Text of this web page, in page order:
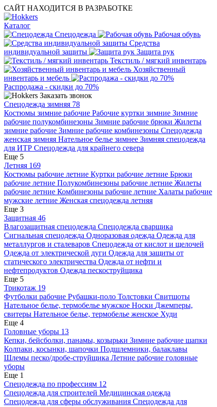
САЙТ НАХОДИТСЯ В РАЗРАБОТКЕ
Каталог
Спецодежда
Рабочая обувь
Средства
индивидуальной защиты
Защита рук
Текстиль / мягкий инвентарь
Хозяйственный
инвентарь и мебель
Распродажа - скидки до 70%
Заказать звонок
Спецодежда зимняя 78
Костюмы зимние рабочие Рабочие куртки зимние Зимние
рабочие полукомбинезоны Зимние рабочие брюки Жилеты
зимние рабочие Зимние рабочие комбинезоны Спецодежда
женская зимняя Нательное белье зимнее Зимняя спецодежда
для ИТР Спецодежда для крайнего севера
Еще 5
Летняя 169
Костюмы рабочие летние Куртки рабочие летние Брюки
рабочие летние Полукомбинезоны рабочие летние Жилеты
рабочие летние Комбинезоны рабочие летние Халаты рабочие
мужские летние Женская спецодежда летняя
Еще 3
Защитная 46
Влагозащитная спецодежда Спецодежда сварщика
Сигнальная спецодежда Одноразовая одежда Одежда для
металлургов и сталеваров Спецодежда от кислот и щелочей
Одежда от электрической дуги Одежда для защиты от
статического электричества Одежда от нефти и
нефтепродуктов Одежда пескоструйщика
Еще 5
Трикотаж 19
Футболки рабочие Рубашки-поло Толстовки Свитшоты
Нательное белье, термобелье мужское Носки Джемперы,
свитеры Нательное белье, термобелье женское Худи
Еще 4
Головные уборы 13
Кепки, бейсболки, панамы, козырьки Зимние рабочие шапки
Колпаки, косынки, шапочки Подшлемники, балаклавы
Шлемы песко/дробе-струйщика Летние рабочие головные
уборы
Еще 1
Спецодежда по профессиям 12
Спецодежда для строителей Медицинская одежда
Спецодежда для сферы обслуживания Спецодежда для